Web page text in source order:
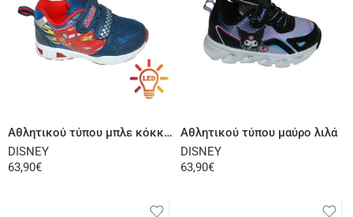
Αθλητικού τύπου μπλε κόκκινο
DISNEY
63,90€
Αθλητικού τύπου μαύρο λιλά
DISNEY
63,90€